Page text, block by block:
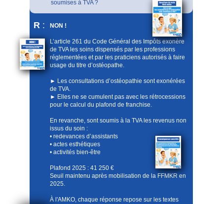
soumises à TVA ?
NON !
L’article 261 du Code Général des Impôts exonère
de TVA les soins dispensés par les professions
réglementées et par les praticiens autorisés à faire
usage du titre d’ostéopathe.
► Les consultations d’ostéopathie sont exonérées
de TVA.
► Elles ne se cumulent pas avec les rétrocessions
pour le calcul du plafond de franchise.
En revanche, sont soumis à la TVA les revenus non
issus du soin :
• redevances d’assistants
• actes esthétiques
• activités bien-être
Plafond 2025 : 41 250 €
Seuil maintenu après mobilisation de la FFMKR en
2025.
À l'AMKO, chaque réponse repose sur les textes
R :